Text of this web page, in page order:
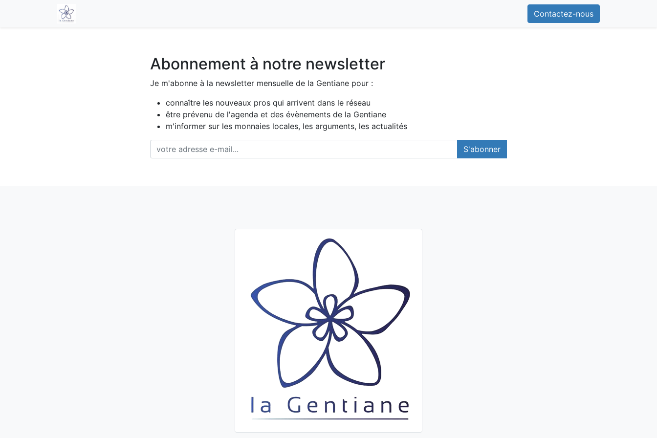
Contactez-nous
Abonnement à notre newsletter
Je m'abonne à la newsletter mensuelle de la Gentiane pour :
connaître les nouveaux pros qui arrivent dans le réseau
être prévenu de l'agenda et des évènements de la Gentiane
m'informer sur les monnaies locales, les arguments, les actualités
S'abonner